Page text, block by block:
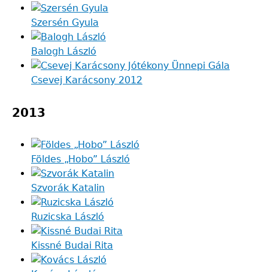
Szersén Gyula
Balogh László
Csevej Karácsony 2012
2013
Földes „Hobo” László
Szvorák Katalin
Ruzicska László
Kissné Budai Rita